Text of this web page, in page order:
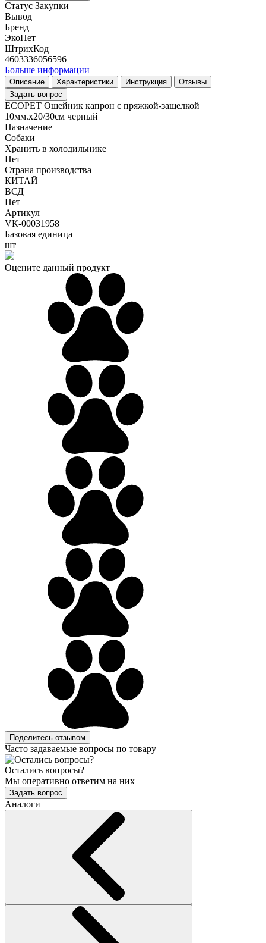
Статус Закупки
Вывод
Бренд
ЭкоПет
ШтрихКод
4603336056596
Больше информации
Описание Характеристики Инструкция
Отзывы
Задать вопрос
ECOPET Ошейник капрон с пряжкой-защелкой
10мм.x20/30см черный
Назначение
Собаки
Хранить в холодильнике
Нет
Страна производства
КИТАЙ
ВСД
Нет
Артикул
VК-00031958
Базовая единица
шт
Оцените данный продукт
Поделитесь отзывом
Часто задаваемые вопросы по товару
Остались вопросы?
Мы оперативно ответим на них
Задать вопрос
Аналоги